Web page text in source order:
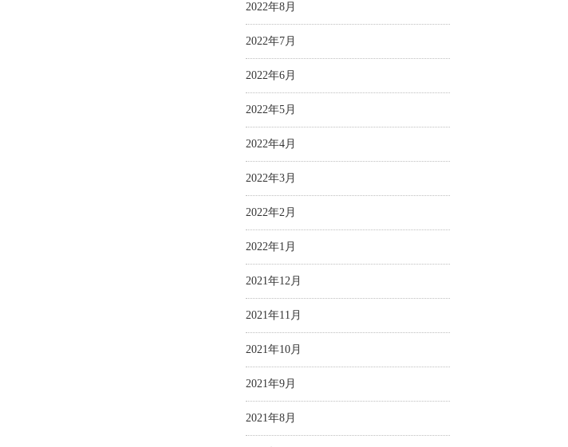
2022年8月
2022年7月
2022年6月
2022年5月
2022年4月
2022年3月
2022年2月
2022年1月
2021年12月
2021年11月
2021年10月
2021年9月
2021年8月